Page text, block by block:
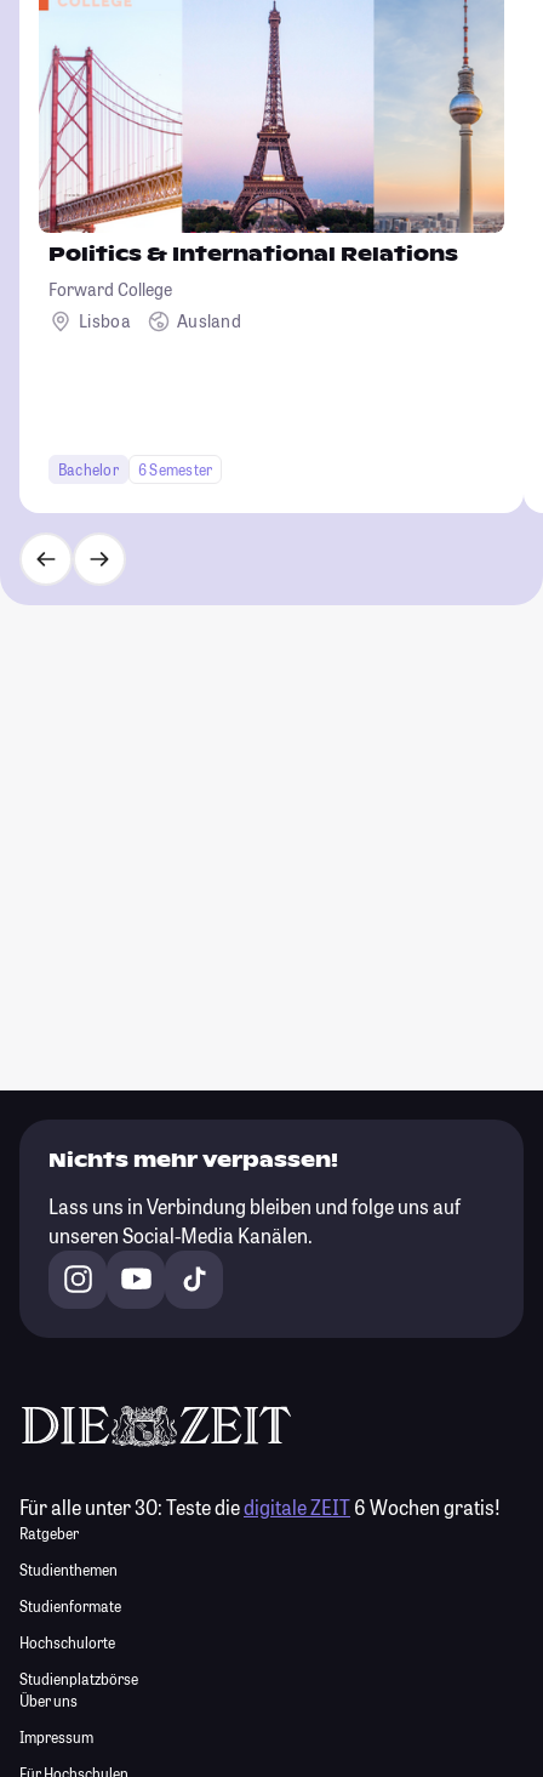
Politics & International Relations
Forward College
Lisboa
Ausland
Bachelor 6 Semester
Nichts mehr verpassen!
Lass uns in Verbindung bleiben und folge uns auf
unseren Social-Media Kanälen.
Für alle unter 30:Teste diedigitale ZEIT6 Wochen gratis!
Ratgeber
Studienthemen
Studienformate
Hochschulorte
Studienplatzbörse
Über uns
Impressum